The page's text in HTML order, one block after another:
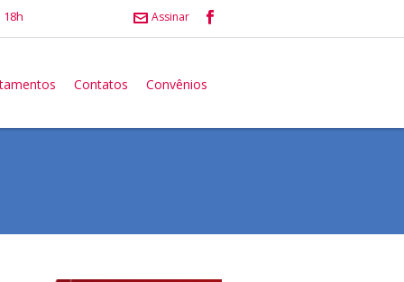
Assinar
Contatos Convênios